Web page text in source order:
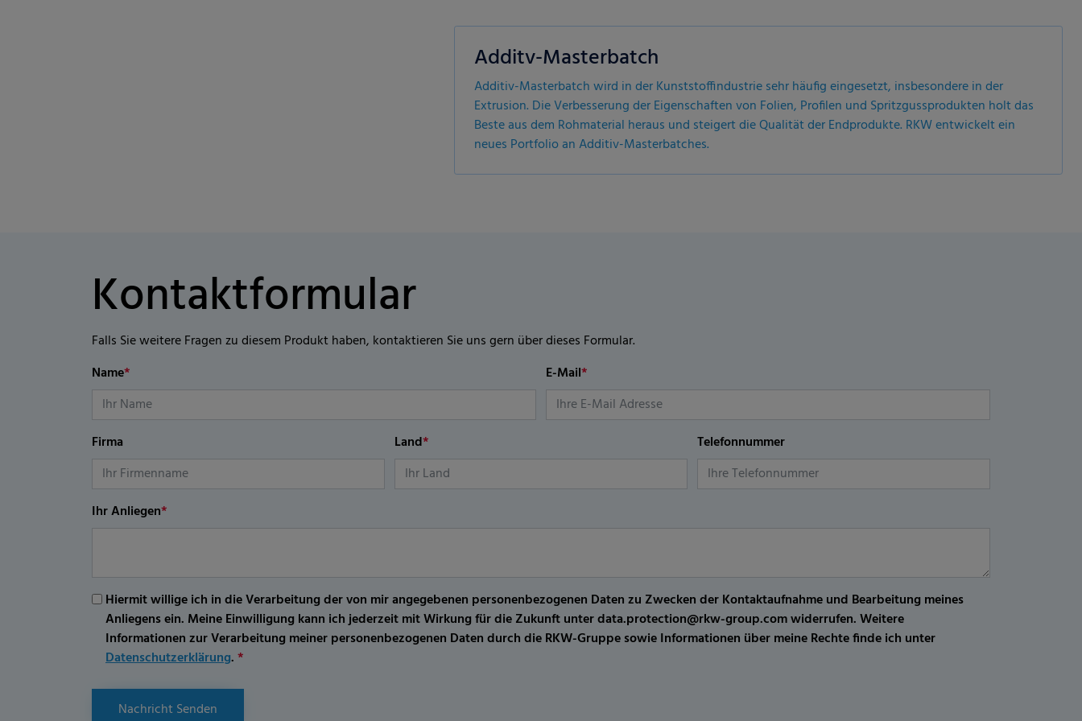
Additv-Masterbatch
Additiv-Masterbatch wird in der Kunststoffindustrie sehr häufig eingesetzt, insbesondere in der
Extrusion. Die Verbesserung der Eigenschaften von Folien, Profilen und Spritzgussprodukten holt das
Beste aus dem Rohmaterial heraus und steigert die Qualität der Endprodukte. RKW entwickelt ein
neues Portfolio an Additiv-Masterbatches.
Kontaktformular
Falls Sie weitere Fragen zu diesem Produkt haben, kontaktieren Sie uns gern über dieses Formular.
Name* E-Mail*
Firma Land* Telefonnummer
Ihr Anliegen*
Hiermit willige ich in die Verarbeitung der von mir angegebenen personenbezogenen Daten zu Zwecken der Kontaktaufnahme und Bearbeitung meines
Anliegens ein. Meine Einwilligung kann ich jederzeit mit Wirkung für die Zukunft unter data.protection@rkw-group.com widerrufen. Weitere
Informationen zur Verarbeitung meiner personenbezogenen Daten durch die RKW-Gruppe sowie Informationen über meine Rechte finde ich unter
Datenschutzerklärung.*
Nachricht Senden